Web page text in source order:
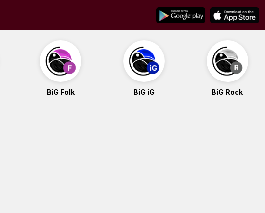
BiG Folk BiG iG BiG Rock